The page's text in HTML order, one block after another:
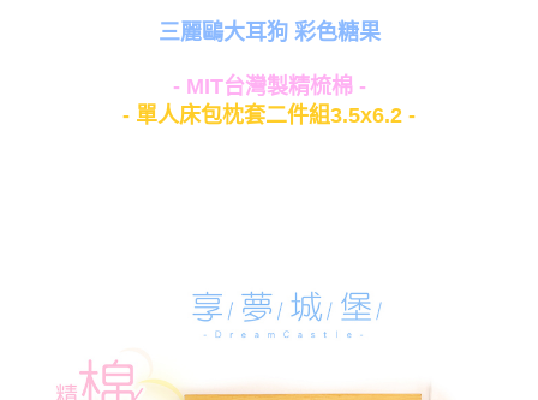
三麗鷗大耳狗 彩色糖果
- MIT台灣製精梳棉 -
- 單人床包枕套二件組3.5x6.2 -